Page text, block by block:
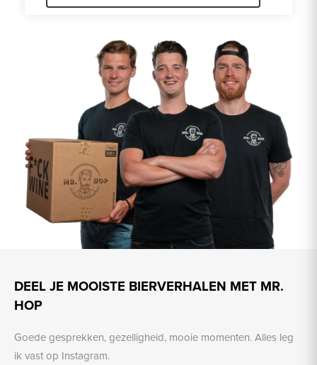
DEEL JE MOOISTE BIERVERHALEN MET MR.
HOP
Goede gesprekken, gezelligheid, mooie momenten. Alles leg
ik vast op Instagram.